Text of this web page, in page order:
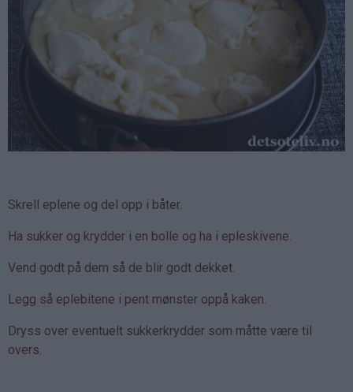
Skrell eplene og del opp i båter.
Ha sukker og krydder i en bolle og ha i epleskivene.
Vend godt på dem så de blir godt dekket.
Legg så eplebitene i pent mønster oppå kaken.
Dryss over eventuelt sukkerkrydder som måtte være til
overs.